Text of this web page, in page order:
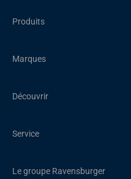
Produits
Marques
Découvrir
Service
Le groupe Ravensburger